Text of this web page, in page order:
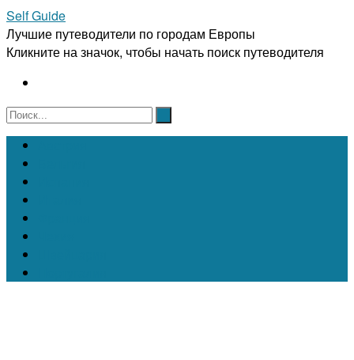
Self Guide
Лучшие путеводители по городам Европы
Кликните на значок, чтобы начать поиск путеводителя